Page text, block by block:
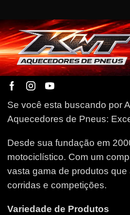
Se você esta buscando por
Aquecedores de Pneus:
Desde sua fundação em
motociclístico. Com um
vasta gama de produtos
corridas e competições.
Variedade de Produtos